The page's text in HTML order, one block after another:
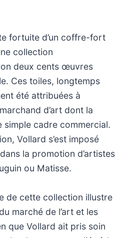
fortuite d’un coffre-fort
collection
deux cents œuvres
Ces toiles, longtemps
été attribuées à
d’art dont la
simple cadre commercial.
Vollard s’est imposé
la promotion d’artistes
ou Matisse.
de cette collection illustre
marché de l’art et les
que Vollard ait pris soin